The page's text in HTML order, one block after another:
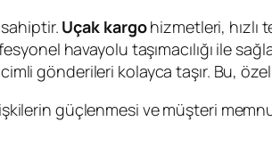
Uçak kargohizmetleri, hızlı
havayolu taşımacılığı ile
gönderileri kolayca taşır. Bu,
güçlenmesi ve müşteri